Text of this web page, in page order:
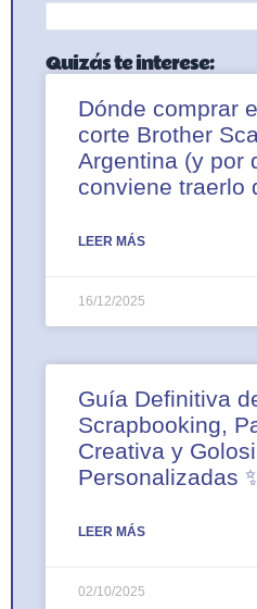
Quizás te interese:
Dónde comprar
corte Brother
Argentina (y por
conviene traerlo
LEER MÁS
16/12/2025
Guía Definitiva
Scrapbooking,
Creativa y
Personalizadas
LEER MÁS
02/10/2025